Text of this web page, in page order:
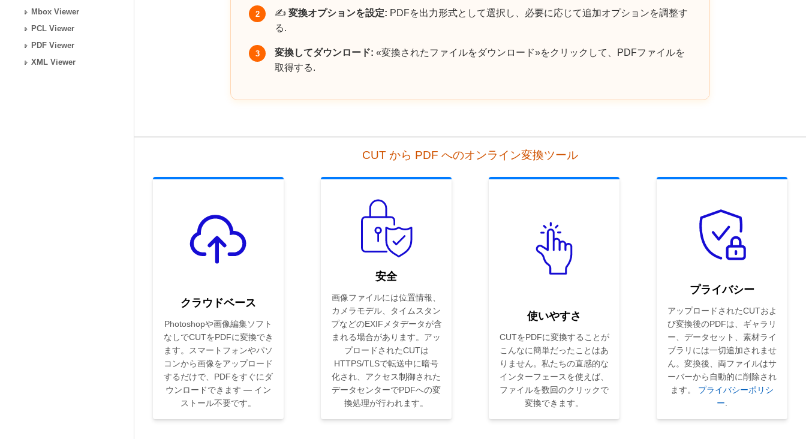
Mbox Viewer
PCL Viewer
PDF Viewer
XML Viewer
2 ✍️ 変換オプションを設定: PDFを出力形式として選択し、必要に応じて追加オプションを調整す
る.
3 変換してダウンロード: «変換されたファイルをダウンロード»をクリックして、PDFファイルを
取得する.
CUT から PDF へのオンライン変換ツール
クラウドベース
Photoshopや画像編集ソフト
なしでCUTをPDFに変換でき
ます。スマートフォンやパソ
コンから画像をアップロード
するだけで、PDFをすぐにダ
ウンロードできます — イン
ストール不要です。
安全
画像ファイルには位置情報、
カメラモデル、タイムスタン
プなどのEXIFメタデータが含
まれる場合があります。アッ
プロードされたCUTは
HTTPS/TLSで転送中に暗号
化され、アクセス制御された
データセンターでPDFへの変
換処理が行われます。
使いやすさ
CUTをPDFに変換することが
こんなに簡単だったことはあ
りません。私たちの直感的な
インターフェースを使えば、
ファイルを数回のクリックで
変換できます。
プライバシー
アップロードされたCUTおよ
び変換後のPDFは、ギャラリ
ー、データセット、素材ライ
ブラリには一切追加されませ
ん。変換後、両ファイルはサ
ーバーから自動的に削除され
ます。 プライバシーポリシ
ー